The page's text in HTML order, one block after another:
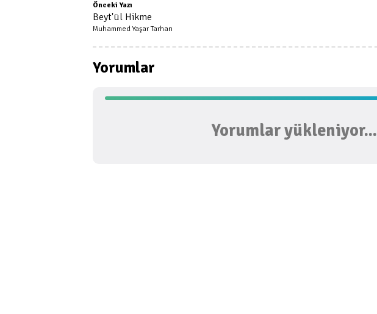
Önceki Yazı
Beyt'ül Hikme
Muhammed Yaşar Tarhan
Yorumlar
Yorumlar yükleniyor...